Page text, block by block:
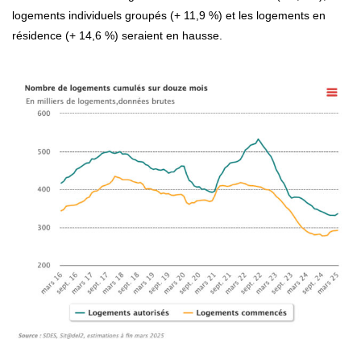
logements individuels groupés (+ 11,9 %) et les logements en
résidence (+ 14,6 %) seraient en hausse.